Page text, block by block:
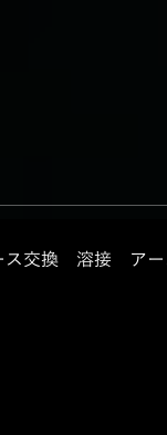
交換　溶接　ア